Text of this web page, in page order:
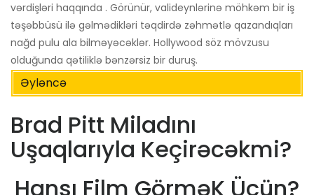
vərdişləri haqqında . Görünür, valideynlərinə möhkəm bir iş
təşəbbüsü ilə gəlmədikləri təqdirdə zəhmətlə qazandıqları
nağd pulu ala bilməyəcəklər. Hollywood söz mövzusu
olduğunda qətiliklə bənzərsiz bir duruş.
Əyləncə
Brad Pitt Miladını
Uşaqlarıyla Keçirəcəkmi?
Hansı Film GörməK Üçün?